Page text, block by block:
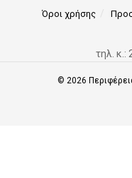
Όροι χρήσης
τηλ. κ.:
© 2026